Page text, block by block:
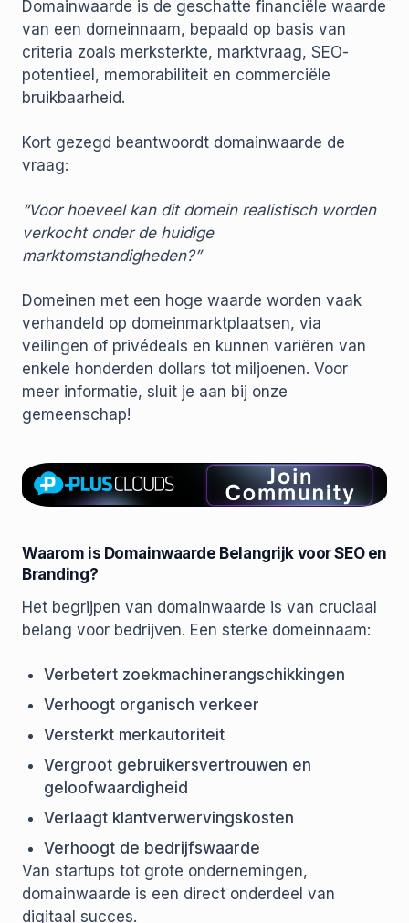
Domainwaarde is de geschatte financiële waarde
van een domeinnaam, bepaald op basis van
criteria zoals merksterkte, marktvraag, SEO-
potentieel, memorabiliteit en commerciële
bruikbaarheid.
Kort gezegd beantwoordt domainwaarde de
vraag:
“Voor hoeveel kan dit domein realistisch worden
verkocht onder de huidige
marktomstandigheden?”
Domeinen met een hoge waarde worden vaak
verhandeld op domeinmarktplaatsen, via
veilingen of privédeals en kunnen variëren van
enkele honderden dollars tot miljoenen. Voor
meer informatie, sluit je aan bij onze
gemeenschap!
Waarom is Domainwaarde Belangrijk voor SEO en
Branding?
Het begrijpen van domainwaarde is van cruciaal
belang voor bedrijven. Een sterke domeinnaam:
Verbetert zoekmachinerangschikkingen
Verhoogt organisch verkeer
Versterkt merkautoriteit
Vergroot gebruikersvertrouwen en
geloofwaardigheid
Verlaagt klantverwervingskosten
Verhoogt de bedrijfswaarde
Van startups tot grote ondernemingen,
domainwaarde is een direct onderdeel van
digitaal succes.